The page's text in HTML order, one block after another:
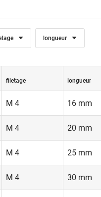
longueur
filetage longueur
M 4 16 mm
M 4 20 mm
M 4 25 mm
M 4 30 mm